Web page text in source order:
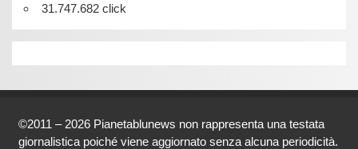
31.747.682 click
©2011 – 2026 Pianetablunews non rappresenta una testata
giornalistica poiché viene aggiornato senza alcuna periodicità.